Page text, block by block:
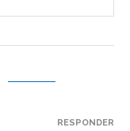
RESPONDER